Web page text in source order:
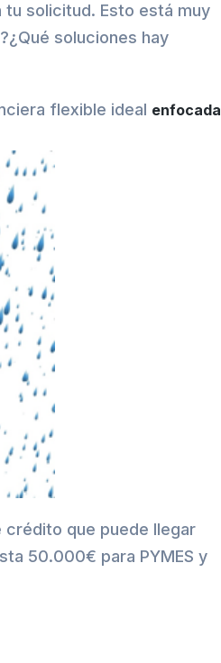
solicitud. Esto está muy
soluciones hay
flexible ideal enfocada
que puede llegar
50.000€ para PYMES y